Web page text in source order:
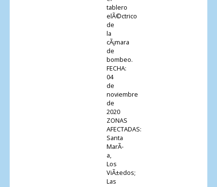
tablero
elÃ©ctrico
de
la
cÃ¡mara
de
bombeo.
FECHA:
04
de
noviembre
de
2020
ZONAS
AFECTADAS:
Santa
MarÃ­
a,
Los
ViÃ±edos;
Las